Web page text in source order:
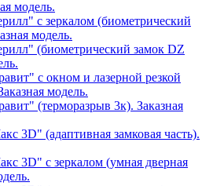
модель.
с зеркалом (биометрический
модель.
(биометрический замок DZ
с окном и лазерной резкой
модель.
(терморазрыв 3к). Заказная
3D" (адаптивная замковая часть).
3D" с зеркалом (умная дверная